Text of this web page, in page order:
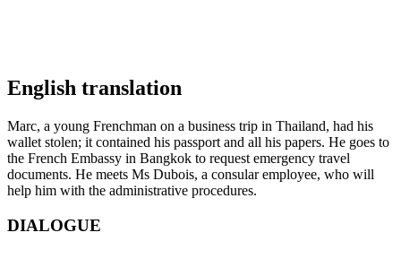
English translation
Marc, a young Frenchman on a business trip in Thailand, had his
wallet stolen; it contained his passport and all his papers. He goes to
the French Embassy in Bangkok to request emergency travel
documents. He meets Ms Dubois, a consular employee, who will
help him with the administrative procedures.
DIALOGUE